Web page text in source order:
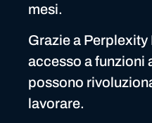
mesi.
Grazie a Perplexity
accesso a funzioni
possono
lavorare.